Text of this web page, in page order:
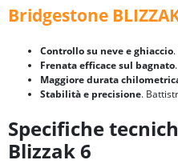
Bridgestone
Controllo su neve e ghiaccio
Frenata efficace sul bagnato
Maggiore durata
Stabilità e precisione.
Specifiche
Blizzak 6